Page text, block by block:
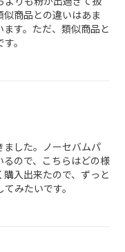
商品との違いはあま
す。ただ、類似商品と
。
した。ノーセバムパ
ので、こちらはどの様
入出来たので、ずっと
みたいです。